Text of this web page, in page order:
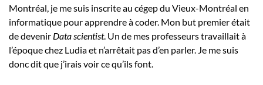
Montréal, je me suis inscrite au cégep du Vieux-Montréal en
informatique pour apprendre à coder. Mon but premier était
de devenir Data scientist. Un de mes professeurs travaillait à
l’époque chez Ludia et n’arrêtait pas d’en parler. Je me suis
donc dit que j’irais voir ce qu’ils font.